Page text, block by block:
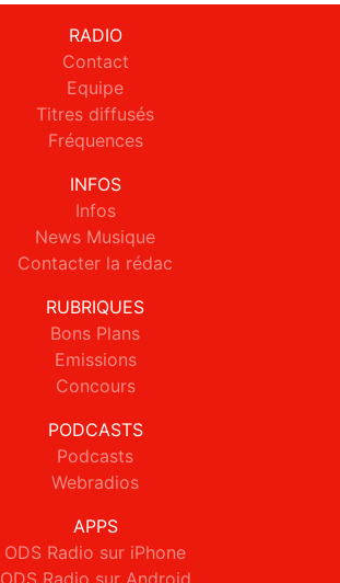
RADIO
Contact
Equipe
Titres diffusés
Fréquences
INFOS
Infos
News Musique
Contacter la rédac
RUBRIQUES
Bons Plans
Emissions
Concours
PODCASTS
Podcasts
Webradios
APPS
ODS Radio sur iPhone